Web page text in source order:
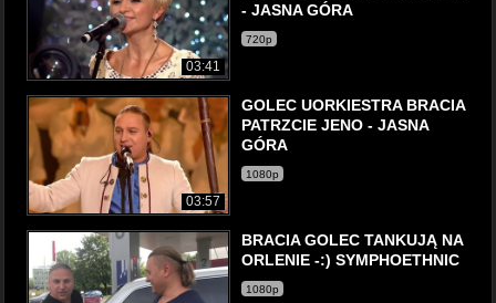
03:41
- JASNA GÓRA
720p
03:57
GOLEC UORKIESTRA BRACIA
PATRZCIE JENO - JASNA
GÓRA
1080p
BRACIA GOLEC TANKUJĄ NA
ORLENIE -:) SYMPHOETHNIC
1080p